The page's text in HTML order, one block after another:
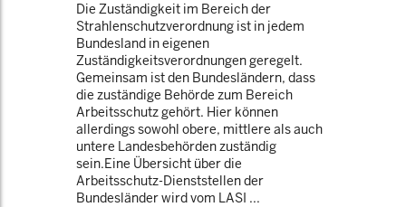
Die Zuständigkeit im Bereich der
Strahlenschutzverordnung ist in jedem
Bundesland in eigenen
Zuständigkeitsverordnungen geregelt.
Gemeinsam ist den Bundesländern, dass
die zuständige Behörde zum Bereich
Arbeitsschutz gehört. Hier können
allerdings sowohl obere, mittlere als auch
untere Landesbehörden zuständig
sein.Eine Übersicht über die
Arbeitsschutz-Dienststellen der
Bundesländer wird vom LASI ...